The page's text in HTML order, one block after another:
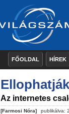
FŐOLDAL HÍREK
Az internetes
[Farmosi Nóra] publikálva: